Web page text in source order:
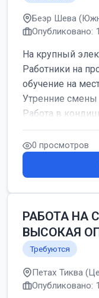
Беэр Шева
Опубликовано:
На крупный
Работники на
обучение на
Утренние смены
Работа в
0 просмотров
РАБОТА НА
ВЫСОКАЯ
Требуются
Петах Тиква
Опубликовано: